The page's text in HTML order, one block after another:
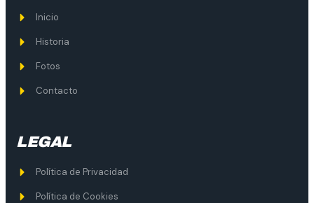
Inicio
Historia
Fotos
Contacto
LEGAL
Política de Privacidad
Política de Cookies